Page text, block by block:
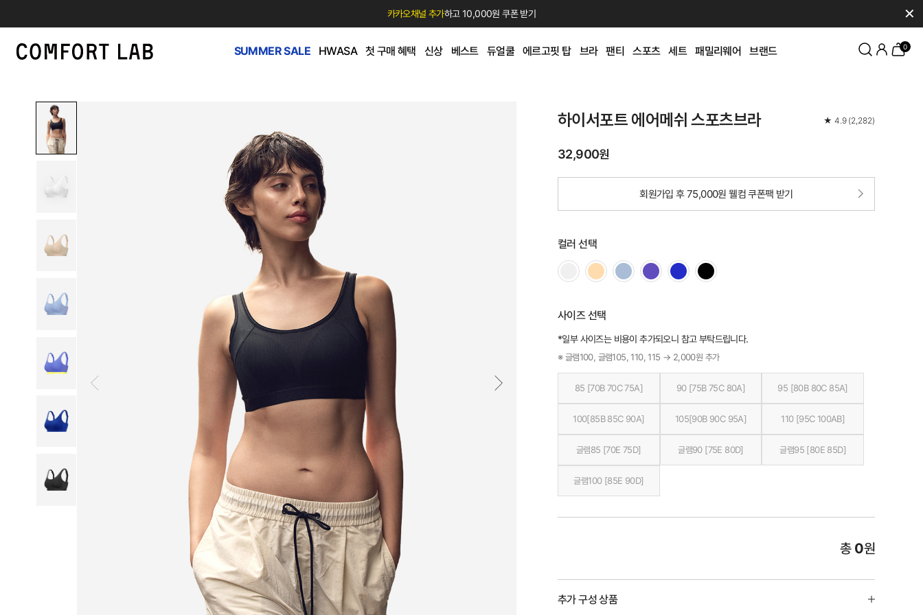
카카오채널 추가하고 10,000원 쿠폰 받기 ✕
SUMMER SALE HWASA 첫 구매 혜택 신상 베스트 듀얼쿨 에르고핏 탑 브라 팬티 스포츠 세트 패밀리웨어 브랜드 0
하이서포트 에어메쉬 스포츠브라 ★ 4.9 (2,282)
32,900원
회원가입 후 75,000원 웰컴 쿠폰팩 받기
컬러 선택
사이즈 선택
*일부 사이즈는 비용이 추가되오니 참고 부탁드립니다.
※ 글램100, 글램105, 110, 115 → 2,000원 추가
85 [70B 70C 75A] 90 [75B 75C 80A] 95 [80B 80C 85A]
100[85B 85C 90A] 105[90B 90C 95A] 110 [95C 100AB]
글램85 [70E 75D] 글램90 [75E 80D] 글램95 [80E 85D]
글램100 [85E 90D]
총 0원
추가 구성 상품